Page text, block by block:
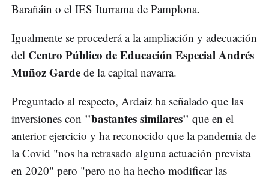
Barañáin o el IES Iturrama de Pamplona.
Igualmente se procederá a la ampliación y adecuación
del Centro Público de Educación Especial Andrés
Muñoz Garde de la capital navarra.
Preguntado al respecto, Ardaiz ha señalado que las
inversiones con "bastantes similares" que en el
anterior ejercicio y ha reconocido que la pandemia de
la Covid "nos ha retrasado alguna actuación prevista
en 2020" pero "pero no ha hecho modificar las